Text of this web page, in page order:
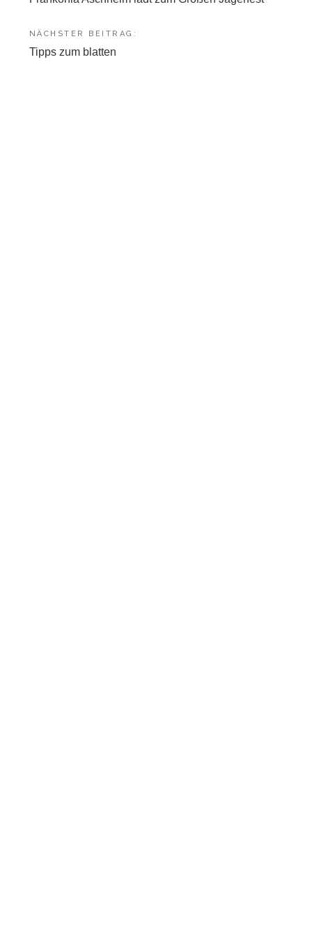
NÄCHSTER BEITRAG:
Tipps zum blatten